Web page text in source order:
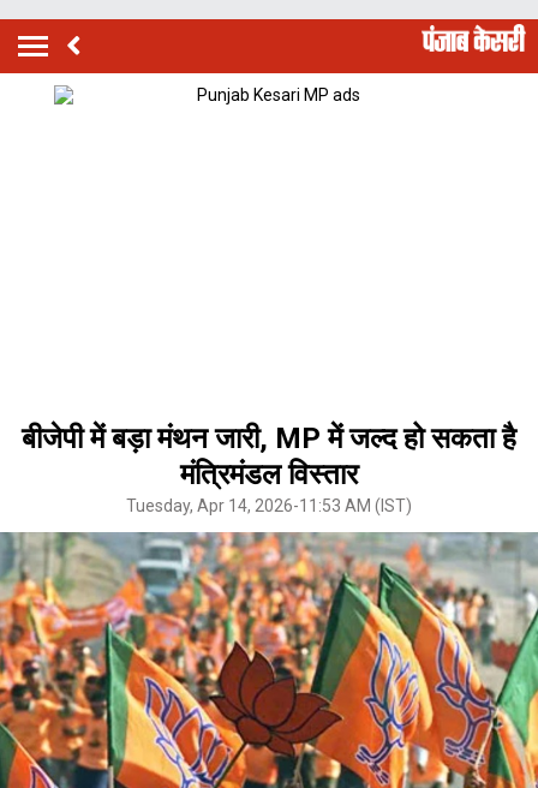
बीजेपी में बड़ा मंथन जारी, MP में जल्द हो सकता है
मंत्रिमंडल विस्तार
Tuesday, Apr 14, 2026-11:53 AM (IST)